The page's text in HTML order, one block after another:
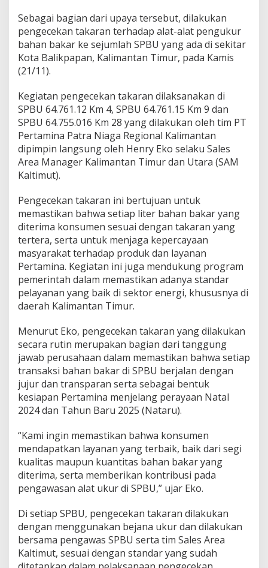
Sebagai bagian dari upaya tersebut, dilakukan
pengecekan takaran terhadap alat-alat pengukur
bahan bakar ke sejumlah SPBU yang ada di sekitar
Kota Balikpapan, Kalimantan Timur, pada Kamis
(21/11).
Kegiatan pengecekan takaran dilaksanakan di
SPBU 64.761.12 Km 4, ⁠SPBU 64.761.15 Km 9 dan
SPBU 64.755.016 Km 28 yang dilakukan oleh tim PT
Pertamina Patra Niaga Regional Kalimantan
dipimpin langsung oleh Henry Eko selaku Sales
Area Manager Kalimantan Timur dan Utara (SAM
Kaltimut).
Pengecekan takaran ini bertujuan untuk
memastikan bahwa setiap liter bahan bakar yang
diterima konsumen sesuai dengan takaran yang
tertera, serta untuk menjaga kepercayaan
masyarakat terhadap produk dan layanan
Pertamina. Kegiatan ini juga mendukung program
pemerintah dalam memastikan adanya standar
pelayanan yang baik di sektor energi, khususnya di
daerah Kalimantan Timur.
Menurut Eko, pengecekan takaran yang dilakukan
secara rutin merupakan bagian dari tanggung
jawab perusahaan dalam memastikan bahwa setiap
transaksi bahan bakar di SPBU berjalan dengan
jujur dan transparan serta sebagai bentuk
kesiapan Pertamina menjelang perayaan Natal
2024 dan Tahun Baru 2025 (Nataru).
“Kami ingin memastikan bahwa konsumen
mendapatkan layanan yang terbaik, baik dari segi
kualitas maupun kuantitas bahan bakar yang
diterima, serta memberikan kontribusi pada
pengawasan alat ukur di SPBU,” ujar Eko.
Di setiap SPBU, pengecekan takaran dilakukan
dengan menggunakan bejana ukur dan dilakukan
bersama pengawas SPBU serta tim Sales Area
Kaltimut, sesuai dengan standar yang sudah